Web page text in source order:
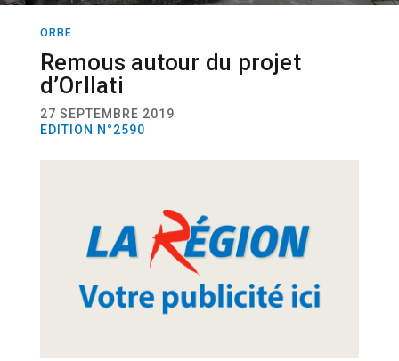
ORBE
Remous autour du projet
d’Orllati
27 SEPTEMBRE 2019
EDITION N°2590